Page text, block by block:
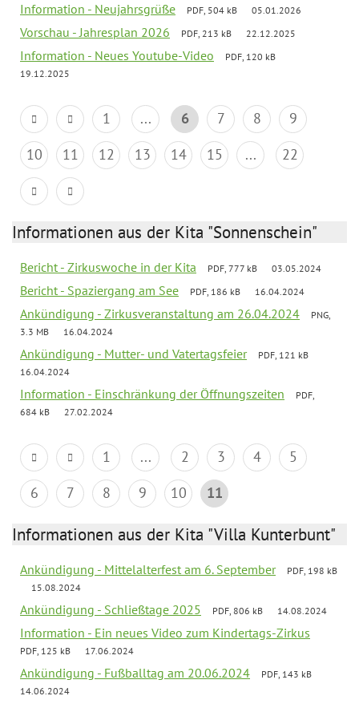
Information - Neujahrsgrüße PDF, 504 kB 05.01.2026
Vorschau - Jahresplan 2026 PDF, 213 kB 22.12.2025
Information - Neues Youtube-Video
PDF, 120 kB
19.12.2025
1 ... 6 7 8
9
10
11 12 13 14 15 ... 22
Informationen aus der Kita "Sonnenschein"
Bericht - Zirkuswoche in der Kita PDF, 777 kB 03.05.2024
Bericht - Spaziergang am See PDF, 186 kB 16.04.2024
Ankündigung - Zirkusveranstaltung am 26.04.2024
PNG,
3.3 MB
16.04.2024
Ankündigung - Mutter- und Vatertagsfeier
PDF, 121 kB
16.04.2024
Information - Einschränkung der Öffnungszeiten
PDF,
684 kB
27.02.2024
1 ... 2 3 4
5
6
7 8 9 10 11
Informationen aus der Kita "Villa Kunterbunt"
Ankündigung - Mittelalterfest am 6. September
PDF, 198 kB
15.08.2024
Ankündigung - Schließtage 2025 PDF, 806 kB 14.08.2024
Information - Ein neues Video zum Kindertags-Zirkus
PDF, 125 kB 17.06.2024
Ankündigung - Fußballtag am 20.06.2024
PDF, 143 kB
14.06.2024